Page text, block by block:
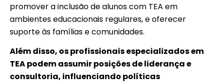
promover a inclusão de alunos com TEA em
ambientes educacionais regulares, e oferecer
suporte às famílias e comunidades.
Além disso, os profissionais especializados em
TEA podem assumir posições de liderança e
consultoria, influenciando políticas